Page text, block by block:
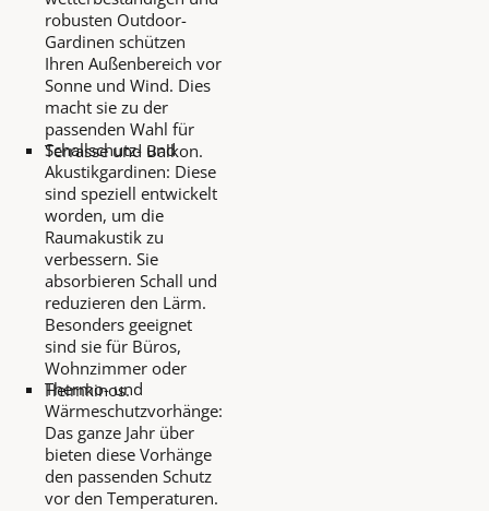
robusten Outdoor-
Gardinen schützen
Ihren Außenbereich vor
Sonne und Wind. Dies
macht sie zu der
passenden Wahl für
Terrasse und Balkon.
Schallschutz- und
Akustikgardinen: Diese
sind speziell entwickelt
worden, um die
Raumakustik zu
verbessern. Sie
absorbieren Schall und
reduzieren den Lärm.
Besonders geeignet
sind sie für Büros,
Wohnzimmer oder
Heimkinos.
Thermo- und
Wärmeschutzvorhänge:
Das ganze Jahr über
bieten diese Vorhänge
den passenden Schutz
vor den Temperaturen.